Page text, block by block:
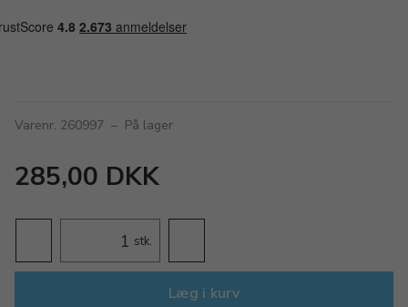
Varenr. 260997 – På lager
285,00 DKK
stk.
Læg i kurv